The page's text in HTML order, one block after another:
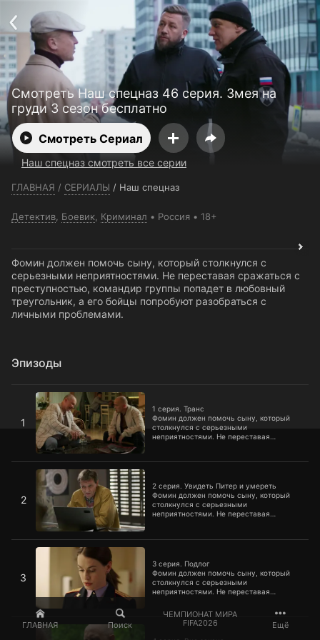
ГЛАВНАЯ Поиск
ЧЕМПИОНАТ МИРА
FIFA2026
Ещё
Смотреть Наш спецназ 46 серия. Змея на
груди 3 сезон бесплатно
Смотреть Сериал
Наш спецназ смотреть все серии
ГЛАВНАЯ / СЕРИАЛЫ / Наш спецназ
Детектив Боевик Криминал Россия 18+
Фомин должен помочь сыну, который столкнулся с
серьезными неприятностями. Не переставая сражаться с
преступностью, командир группы попадет в любовный
треугольник, а его бойцы попробуют разобраться с
личными проблемами.
Эпизоды
1
1 серия. Транс
Фомин должен помочь сыну, который
столкнулся с серьезными
неприятностями. Не переставая
треугольник, а его бойцы попробуют
1 серия. Транс
2
2 серия. Увидеть Питер и умереть
Фомин должен помочь сыну, который
столкнулся с серьезными
неприятностями. Не переставая
треугольник, а его бойцы попробуют
2 серия. Увидеть Питер и умереть
3
3 серия. Подлог
Фомин должен помочь сыну, который
столкнулся с серьезными
неприятностями. Не переставая
группы попадет в любовный
треугольник, а его бойцы попробуют
разобраться с личными проблемами.
3 серия. Подлог
4 серия. Вне закона
Телефон поддержки: +7 (727) 323 10 92
Пользовательское соглашение
Политика конфиденциальности
Открыть приложение
Ввести промокод